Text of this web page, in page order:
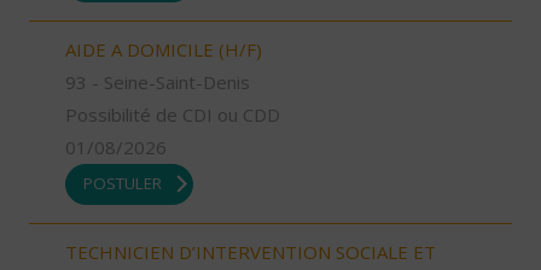
AIDE A DOMICILE (H/F)
93 - Seine-Saint-Denis
Possibilité de CDI ou CDD
01/08/2026
POSTULER
TECHNICIEN D’INTERVENTION SOCIALE ET